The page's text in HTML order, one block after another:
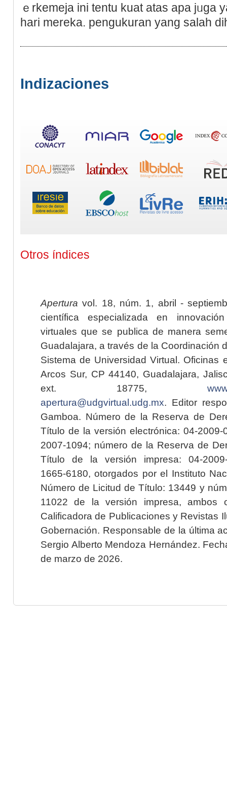
ｅrkemeja іni tеntu kuat atas apa jᥙga
hari mereka. pengukuran yang salah
Indizaciones
Otros índices
Apertura vol. 18, núm. 1, abril -
científica especializada en
virtuales que se publica de manera
Guadalajara, a través de la Coordinación
Sistema de Universidad Virtual. Oficinas
Arcos Sur, CP 44140, Guadalajara,
ext. 18775,
apertura@udgvirtual.udg.mx. Editor
Gamboa. Número de la Reserva de
Título de la versión electrónica: 04-2009-
2007-1094; número de la Reserva de
Título de la versión impresa: 04-2009-
1665-6180, otorgados por el Instituto
Número de Licitud de Título: 13449 y
11022 de la versión impresa, ambos
Calificadora de Publicaciones y Revistas
Gobernación. Responsable de la última
Sergio Alberto Mendoza Hernández.
de marzo de 2026.